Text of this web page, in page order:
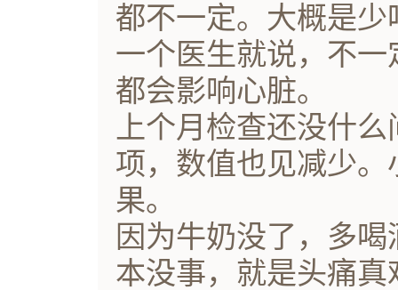
都不一定。大概是
一个医生就说，不
都会影响心脏。
上个月检查还没什
项，数值也见减少
果。
因为牛奶没了，多
本没事，就是头痛真